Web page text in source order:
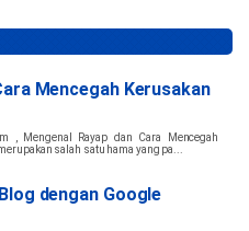
Mencegah Kerusakan
, Mengenal Rayap dan Cara Mencegah
salah satu hama yang pa...
dengan Google